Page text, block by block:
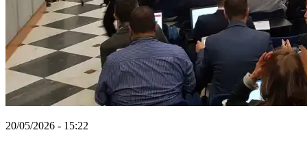
20/05/2026 - 15:22